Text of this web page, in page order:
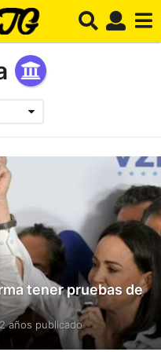
tener pruebas de
2 años publicado2
a